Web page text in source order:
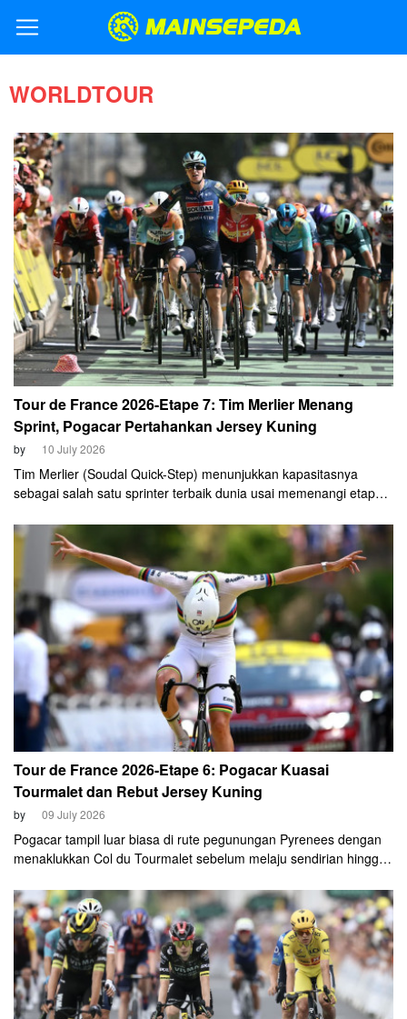
WORLDTOUR
Tour de France 2026-Etape 7: Tim Merlier Menang
Sprint, Pogacar Pertahankan Jersey Kuning
by 10 July 2026
Tim Merlier (Soudal Quick-Step) menunjukkan kapasitasnya
sebagai salah satu sprinter terbaik dunia usai memenangi etape
(10/7).
Tour de France 2026-Etape 6: Pogacar Kuasai
Tourmalet dan Rebut Jersey Kuning
by 09 July 2026
Pogacar tampil luar biasa di rute pegunungan Pyrenees dengan
menaklukkan Col du Tourmalet sebelum melaju sendirian hingga